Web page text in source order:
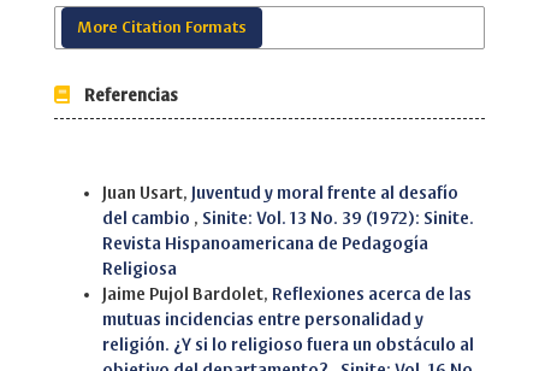
More Citation Formats
Referencias
Juan Usart, Juventud y moral frente al desafío
del cambio , Sinite: Vol. 13 No. 39 (1972): Sinite.
Revista Hispanoamericana de Pedagogía
Religiosa
Jaime Pujol Bardolet, Reflexiones acerca de las
mutuas incidencias entre personalidad y
religión. ¿Y si lo religioso fuera un obstáculo al